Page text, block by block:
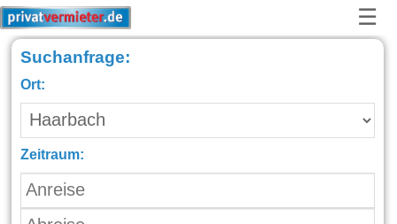
☰
Suchanfrage:
Ort:
Zeitraum: